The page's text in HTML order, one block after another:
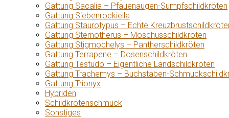
Gattung Sacalia – Pfauenaugen-Sumpfschildkröten
Gattung Siebenrockiella
Gattung Staurotypus – Echte
Gattung Sternotherus – Moschusschildkröten
Gattung Stigmochelys – Pantherschildkröten
Gattung Terrapene – Dosenschildkröten
Gattung Testudo – Eigentliche Landschildkröten
Gattung Trachemys – Buchstaben-
Gattung Trionyx
Hybriden
Schildkrötenschmuck
Sonstiges